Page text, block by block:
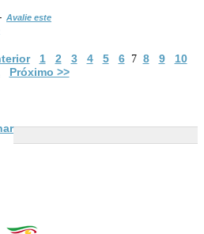
Avalie este
1 2 3 4 5 67 8 9
10
Próximo >>